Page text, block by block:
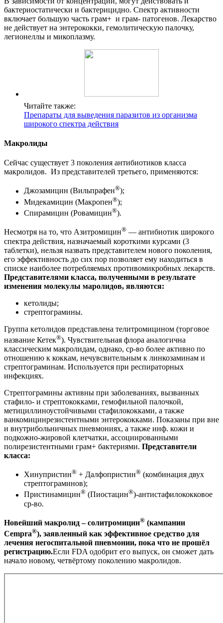
бактериостатически и бактерицидно. Спектр активности
включает большую часть грам+ и грам- патогенов. Лекарство
не действует на энтерококки, гемолитическую палочку,
легионеллы и микоплазму.
Читайте также:
Препараты для выведения паразитов из организма
широкого спектра действия
Макролиды
Сейчас существует 3 поколения антибиотиков класса
макролидов. Из представителей третьего, применяются:
Джозамицин (Вильпрафен®);
Мидекамицин (Макропен®);
Спирамицин (Ровамицин®).
Несмотря на то, что Азитромицин® — антибиотик широкого
спектра действия, назначаемый короткими курсами (3
таблетки), нельзя назвать представителем нового поколения,
его эффективность до сих пор позволяет ему находиться в
списке наиболее потребляемых противомикробных лекарств.
Представителями класса, полученными в результате
изменения молекулы маролидов, являются:
кетолиды;
стрептограмины.
Группа кетолидов представлена телитромицином (торговое
название Кетек®). Чувствительная флора аналогична
классическим макролидам, однако, ср-во более активно по
отношению к коккам, нечувсвительным к линкозаминам и
стрептограминам. Используется при респираторных
инфекциях.
Стрептограмины активны при заболеваниях, вызванных
стафило- и стрептококками, гемофильной палочкой,
метициллиноустойчивыми стафилококками, а также
ванкомицинрезистентными энтерококками. Показаны при вне
и внутрибольничных пневмониях, а также инф. кожи и
подкожно-жировой клетчатки, ассоциированными
полирезистентными грам+ бактериями. Представители
класса:
Хинупристин® + Далфопристин® (комбинация двух
стрептограминов);
Пристинамицин® (Пиостацин®)-антистафилококковое
ср-во.
Новейший макролид – солитромицин® (кампании
Cempra®), заявленный как эффективное средство для
лечения негоспитальной пневмонии, пока что не прошёл
регистрацию.Если FDA одобрит его выпуск, он сможет дать
начало новому, четвёртому поколению макролидов.